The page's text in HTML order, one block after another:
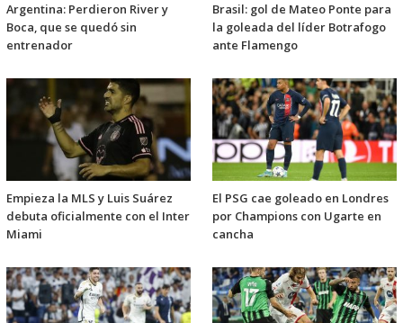
Argentina: Perdieron River y
Boca, que se quedó sin
entrenador
Brasil: gol de Mateo Ponte para
la goleada del líder Botrafogo
ante Flamengo
Empieza la MLS y Luis Suárez
debuta oficialmente con el Inter
Miami
El PSG cae goleado en Londres
por Champions con Ugarte en
cancha